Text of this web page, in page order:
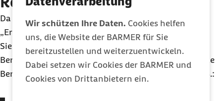
Wir schützen Ihre Daten. Cookies helfen
uns, die Website der BARMER für Sie
bereitzustellen und weiterzuentwickeln.
Dabei setzen wir Cookies der BARMER und
Cookies von Drittanbietern ein.
Da die Bezeichnungen „Ernährungsberater“ und
„Ernährungstherapeut“ nicht geschützt sind, sollten
Sie auf eine anerkannte Qualifikation achten. Die
Beraterin bzw. der Berater benötigen eine qualifizierte
Berufsausbildung im Bereich der Ernährung, also z. B.: